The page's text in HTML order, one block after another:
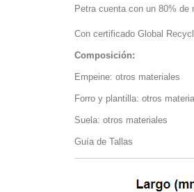
Petra cuenta con un 80%
Con certificado Global
Composición:
Empeine: otros materiales
Forro y plantilla: otros
Suela: otros materiales
Guía de Tallas